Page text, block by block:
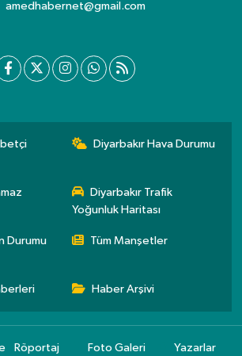
amedhabernet@gmail.com
Diyarbakır Hava Durumu
Diyarbakır Trafik
Yoğunluk Haritası
Durumu
Tüm Manşetler
Haber Arşivi
Röportaj Foto Galeri Yazarlar